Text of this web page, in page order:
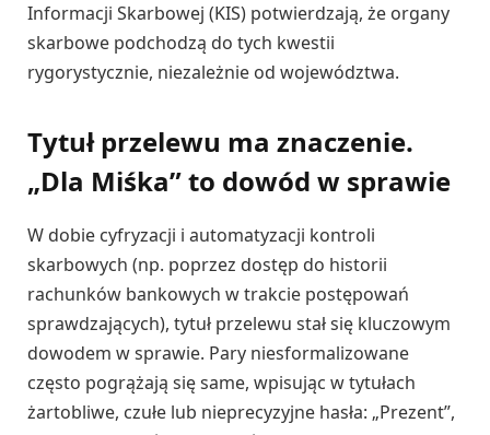
Informacji Skarbowej (KIS) potwierdzają, że organy
skarbowe podchodzą do tych kwestii
rygorystycznie, niezależnie od województwa.
Tytuł przelewu ma znaczenie.
„Dla Miśka” to dowód w sprawie
W dobie cyfryzacji i automatyzacji kontroli
skarbowych (np. poprzez dostęp do historii
rachunków bankowych w trakcie postępowań
sprawdzających), tytuł przelewu stał się kluczowym
dowodem w sprawie. Pary niesformalizowane
często pogrążają się same, wpisując w tytułach
żartobliwe, czułe lub nieprecyzyjne hasła: „Prezent”,